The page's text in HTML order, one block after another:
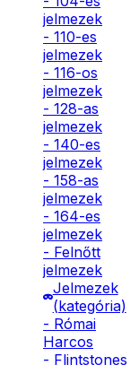
jelmezek
- 110-es
jelmezek
- 116-os
jelmezek
- 128-as
jelmezek
- 140-es
jelmezek
- 158-as
jelmezek
- 164-es
jelmezek
- Felnőtt
jelmezek
Jelmezek
(kategória)
- Római
Harcos
- Flintstones